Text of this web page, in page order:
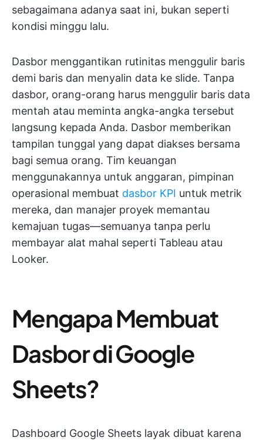
sebagaimana adanya saat ini, bukan seperti
kondisi minggu lalu.
Dasbor menggantikan rutinitas menggulir baris
demi baris dan menyalin data ke slide. Tanpa
dasbor, orang-orang harus menggulir baris data
mentah atau meminta angka-angka tersebut
langsung kepada Anda. Dasbor memberikan
tampilan tunggal yang dapat diakses bersama
bagi semua orang. Tim keuangan
menggunakannya untuk anggaran, pimpinan
operasional membuat dasbor KPI untuk metrik
mereka, dan manajer proyek memantau
kemajuan tugas—semuanya tanpa perlu
membayar alat mahal seperti Tableau atau
Looker.
Mengapa Membuat
Dasbor di Google
Sheets?
Dashboard Google Sheets layak dibuat karena